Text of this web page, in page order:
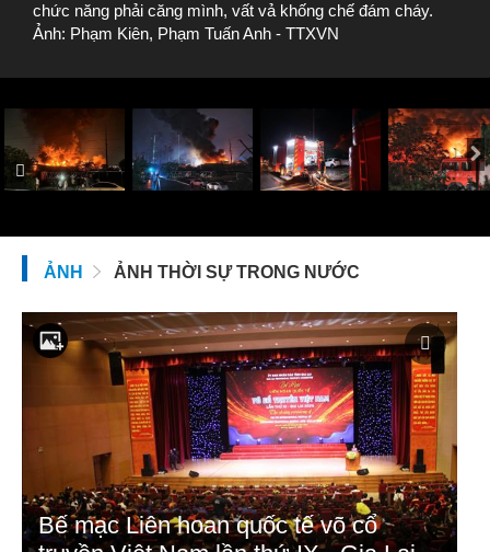
chức năng phải căng mình, vất vả khống chế đám cháy.
Ảnh: Phạm Kiên, Phạm Tuấn Anh - TTXVN
ẢNH ẢNH THỜI SỰ TRONG NƯỚC
Bế mạc Liên hoan quốc tế võ cổ